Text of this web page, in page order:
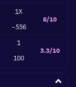
1X
-556
8/10
1
100
3.3/10